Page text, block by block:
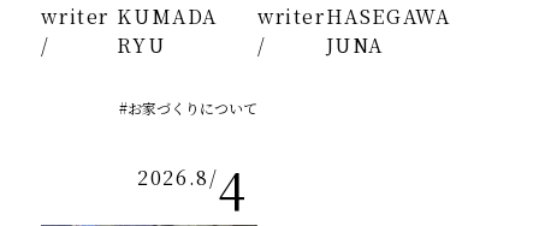
writer
/
KUMADA
RYU
writer
/
HASEGAWA
JUNA
2026.8/4
#お家づくりについて